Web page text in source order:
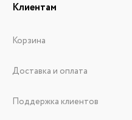
Клиентам
Корзина
Доставка и оплата
Поддержка клиентов